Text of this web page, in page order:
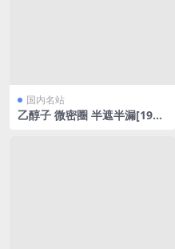
国内名站
乙醇子 微密圈 半遮半漏[19P/